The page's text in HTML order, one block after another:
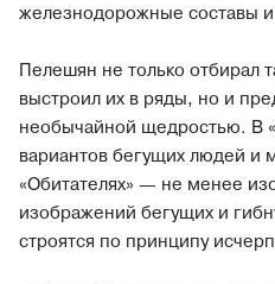
железнодорожные составы и
Пелешян не только отбирал
выстроил их в ряды, но и
необычайной щедростью. В
вариантов бегущих людей и
«Обитателях» — не менее
изображений бегущих и
строятся по принципу